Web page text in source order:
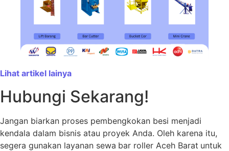
Lihat artikel lainya
Hubungi Sekarang!
Jangan biarkan proses pembengkokan besi menjadi
kendala dalam bisnis atau proyek Anda. Oleh karena itu,
segera gunakan layanan sewa bar roller Aceh Barat untuk